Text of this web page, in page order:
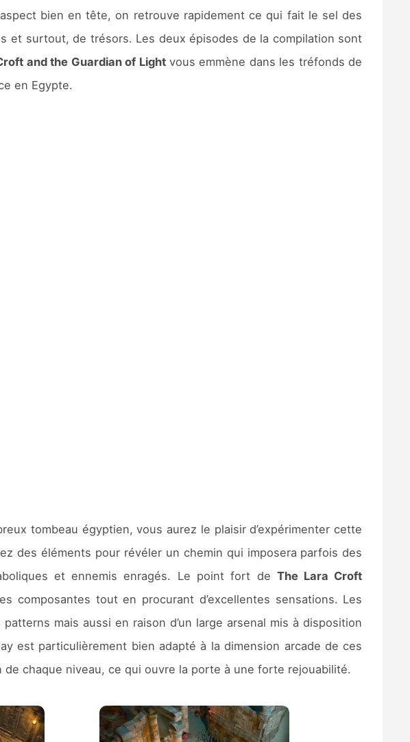
bien en tête, on retrouve rapidement ce qui fait le sel des
et surtout, de trésors. Les deux épisodes de la compilation sont
and the Guardian of Lightvous emmène dans les tréfonds de
en Egypte.
tombeau égyptien, vous aurez le plaisir d’expérimenter cette
des éléments pour révéler un chemin qui imposera parfois des
et ennemis enragés. Le point fort de The Lara Croft
tout en procurant d’excellentes sensations. Les
mais aussi en raison d’un large arsenal mis à disposition
est particulièrement bien adapté à la dimension arcade de ces
chaque niveau, ce qui ouvre la porte à une forte rejouabilité.